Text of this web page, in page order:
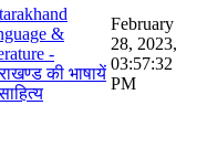
&
-
की भाषायें
February
28, 2023,
03:57:32
PM